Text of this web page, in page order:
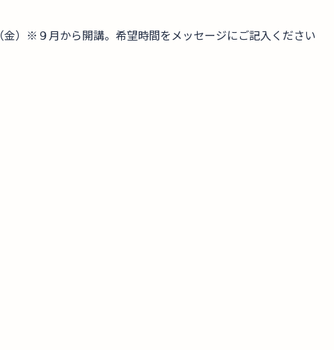
（金）※９月から開講。希望時間をメッセージにご記入ください